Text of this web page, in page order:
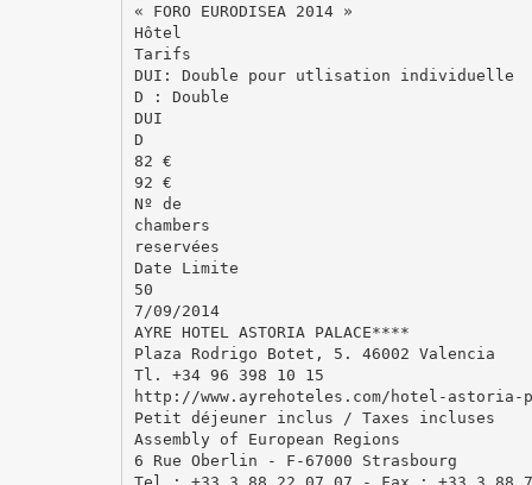
« FORO EURODISEA 2014 »
Hôtel
Tarifs
DUI: Double pour utlisation individuelle
D : Double
DUI
D
82 €
92 €
Nº de
chambers
reservées
Date Limite
50
7/09/2014
AYRE HOTEL ASTORIA PALACE****
Plaza Rodrigo Botet, 5. 46002 Valencia
Tl. +34 96 398 10 15
http://www.ayrehoteles.com/hotel-astoria-
Petit déjeuner inclus / Taxes incluses
Assembly of European Regions
6 Rue Oberlin - F-67000 Strasbourg
Tel.: +33 3 88 22 07 07 - Fax : +33 3 88